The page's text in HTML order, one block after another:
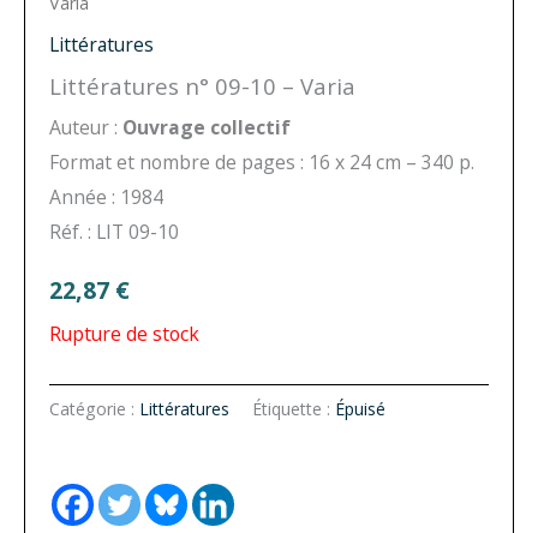
Littératures
Littératures n° 09-10 – Varia
Auteur : Ouvrage collectif
Format et nombre de pages : 16 x 24 cm – 340 p.
Année : 1984
Réf. : LIT 09-10
22,87 €
Rupture de stock
Catégorie : Littératures Étiquette : Épuisé